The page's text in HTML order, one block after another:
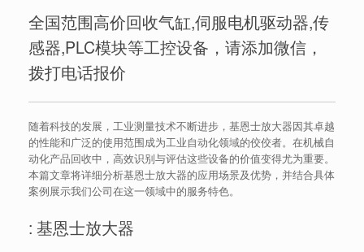
全国范围高价回收气缸,伺服电机驱动器,传
感器,PLC模块等工控设备，请添加微信，
拨打电话报价
随着科技的发展，工业测量技术不断进步，基恩士放大器因其卓越
的性能和广泛的使用范围成为工业自动化领域的佼佼者。在机械自
动化产品回收中，高效识别与评估这些设备的价值变得尤为重要。
本篇文章将详细分析基恩士放大器的应用场景及优势，并结合具体
案例展示我们公司在这一领域中的服务特色。
: 基恩士放大器